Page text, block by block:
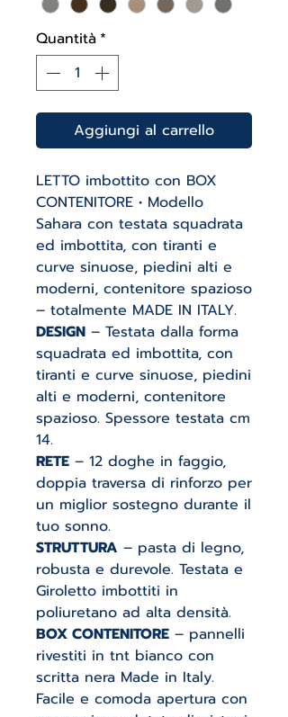
Quantità*
Aggiungi al carrello
LETTO imbottito con BOX
CONTENITORE • Modello
Sahara con testata squadrata
ed imbottita, con tiranti e
curve sinuose, piedini alti e
moderni, contenitore spazioso
– totalmente MADE IN ITALY.
DESIGN – Testata dalla forma
squadrata ed imbottita, con
tiranti e curve sinuose, piedini
alti e moderni, contenitore
spazioso. Spessore testata cm
14.
RETE – 12 doghe in faggio,
doppia traversa di rinforzo per
un miglior sostegno durante il
tuo sonno.
STRUTTURA – pasta di legno,
robusta e durevole. Testata e
Giroletto imbottiti in
poliuretano ad alta densità.
BOX CONTENITORE – pannelli
rivestiti in tnt bianco con
scritta nera Made in Italy.
Facile e comoda apertura con